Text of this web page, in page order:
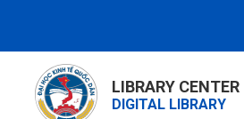
LIBRARY CENTER
DIGITAL LIBRARY